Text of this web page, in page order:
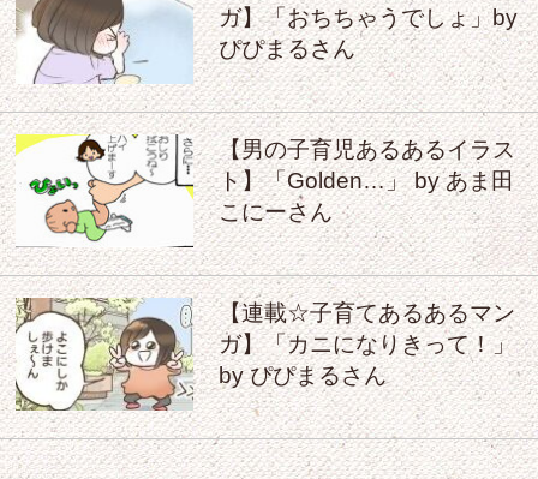
ガ】「おちちゃうでしょ」by
ぴぴまるさん
【男の子育児あるあるイラス
ト】「Golden…」 by あま田
こにーさん
【連載☆子育てあるあるマン
ガ】「カニになりきって！」
by ぴぴまるさん